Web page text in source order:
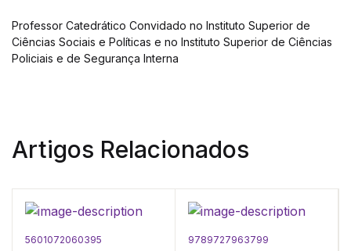
Professor Catedrático Convidado no Instituto Superior de
Ciências Sociais e Políticas e no Instituto Superior de Ciências
Policiais e de Segurança Interna
Artigos Relacionados
5601072060395 9789727963799